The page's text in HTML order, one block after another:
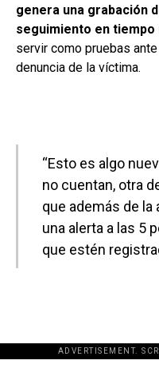
genera una grabación
seguimiento en tiempo
servir como pruebas
denuncia de la víctima.
“Esto es algo
no cuentan, otra
que además de la
una alerta a las 5
que estén
ADVERTISEMENT.